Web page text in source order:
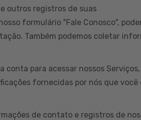
outros registros de suas
formulário "Fale Conosco",
Também podemos coletar
para acessar nossos
fornecidas por nós que você
de contato e registros de